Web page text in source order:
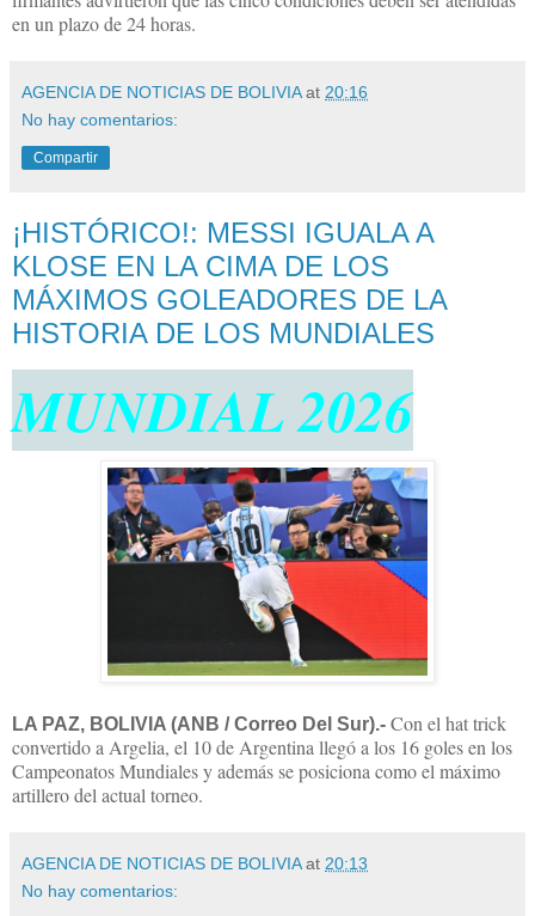
en un plazo de 24 horas.
AGENCIA DE NOTICIAS DE BOLIVIA at 20:16
No hay comentarios:
Compartir
¡HISTÓRICO!: MESSI IGUALA A
KLOSE EN LA CIMA DE LOS
MÁXIMOS GOLEADORES DE LA
HISTORIA DE LOS MUNDIALES
MUNDIAL 2026
LA PAZ, BOLIVIA (ANB / Correo Del Sur).- Con el hat trick
convertido a Argelia, el 10 de Argentina llegó a los 16 goles en los
Campeonatos Mundiales y además se posiciona como el máximo
artillero del actual torneo.
AGENCIA DE NOTICIAS DE BOLIVIA at 20:13
No hay comentarios: